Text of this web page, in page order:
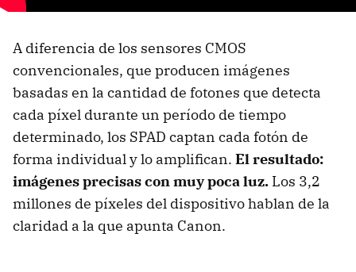
A diferencia de los sensores CMOS
convencionales, que producen imágenes
basadas en la cantidad de fotones que detecta
cada píxel durante un período de tiempo
determinado, los SPAD captan cada fotón de
forma individual y lo amplifican. El resultado:
imágenes precisas con muy poca luz. Los 3,2
millones de píxeles del dispositivo hablan de la
claridad a la que apunta Canon.